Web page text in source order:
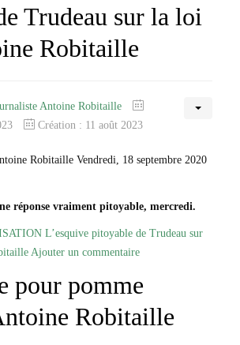
Trudeau sur la loi
Robitaille
Antoine Robitaille
Création : 11 août 2023
Robitaille Vendredi, 18 septembre 2020
réponse vraiment pitoyable, mercredi.
L’esquive pitoyable de Trudeau sur
Ajouter un commentaire
pour pomme
Robitaille